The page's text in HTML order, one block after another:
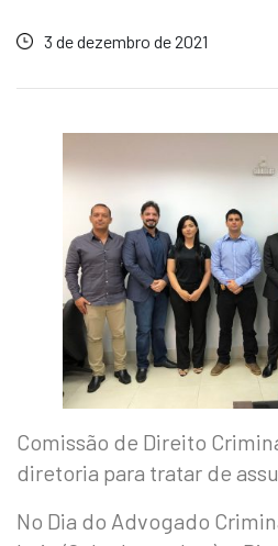
3 de dezembro de 2021
Comissão de Direito
diretoria para tratar de
No Dia do Advogado